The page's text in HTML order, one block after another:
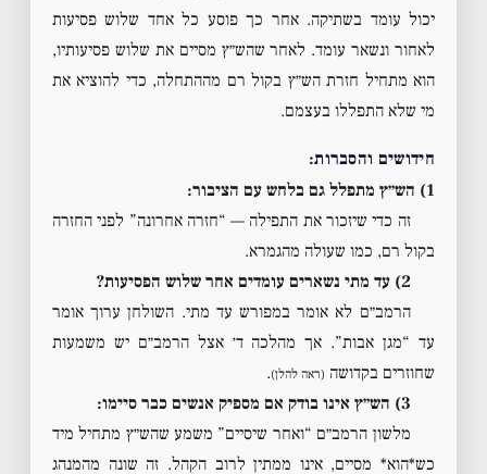
יכול עומד בשתיקה. אחר כך פוסע כל אחד שלוש פסיעות
לאחור ונשאר עומד. לאחר שהש״ץ מסיים את שלוש פסיעותיו,
הוא מתחיל חזרת הש״ץ בקול רם מההתחלה, כדי להוציא את
מי שלא התפללו בעצמם.
חידושים והסברות:
1) הש״ץ מתפלל גם בלחש עם הציבור:
זה כדי שיזכור את התפילה — “חזרה אחרונה” לפני החזרה
בקול רם, כמו שעולה מהגמרא.
2) עד מתי נשארים עומדים אחר שלוש הפסיעות?
הרמב״ם לא אומר במפורש עד מתי. השולחן ערוך אומר
עד “מגן אבות”. אך מהלכה ד׳ אצל הרמב״ם יש משמעות
שחוזרים בקדושה (ראה להלן).
3) הש״ץ אינו בודק אם מספיק אנשים כבר סיימו:
מלשון הרמב״ם “ואחר שיסיים” משמע שהש״ץ מתחיל מיד
כש*הוא* מסיים, אינו ממתין לרוב הקהל. זה שונה מהמנהג